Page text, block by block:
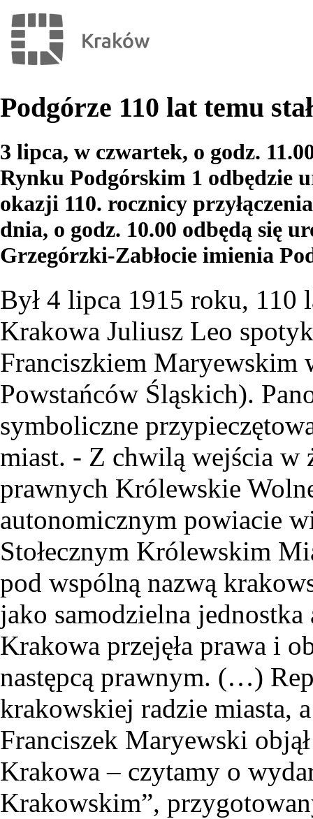
Podgórze 110 lat temu
3 lipca, w czwartek, o godz.
Rynku Podgórskim 1 odbędzie
okazji 110. rocznicy
dnia, o godz. 10.00 odbędą się
Grzegórzki-Zabłocie imienia
Był 4 lipca 1915 roku, 110
Krakowa Juliusz Leo
Franciszkiem Maryewskim
Powstańców Śląskich).
symboliczne
miast. - Z chwilą wejścia w
prawnych Królewskie
autonomicznym powiacie
Stołecznym Królewskim
pod wspólną nazwą
jako samodzielna
Krakowa przejęła prawa i
następcą prawnym. (…)
krakowskiej radzie miasta,
Franciszek Maryewski
Krakowa – czytamy o
Krakowskim”,